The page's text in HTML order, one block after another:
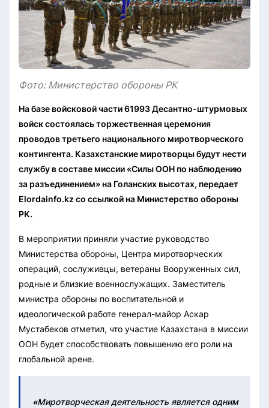
Фото: Министерство обороны РК
На базе войсковой части 61993 Десантно-штурмовых
войск состоялась торжественная церемония
проводов третьего национального миротворческого
контингента. Казахстанские миротворцы будут нести
службу в составе миссии «Силы ООН по наблюдению
за разъединением» на Голанских высотах, передает
Elordainfo.kz со ссылкой на Министерство обороны
РК.
В мероприятии приняли участие руководство
Министерства обороны, Центра миротворческих
операций, сослуживцы, ветераны Вооруженных сил,
родные и близкие военнослужащих. Заместитель
министра обороны по воспитательной и
идеологической работе генерал-майор Аскар
Мустабеков отметил, что участие Казахстана в миссии
ООН будет способствовать повышению его роли на
глобальной арене.
«Миротворческая деятельность является одним